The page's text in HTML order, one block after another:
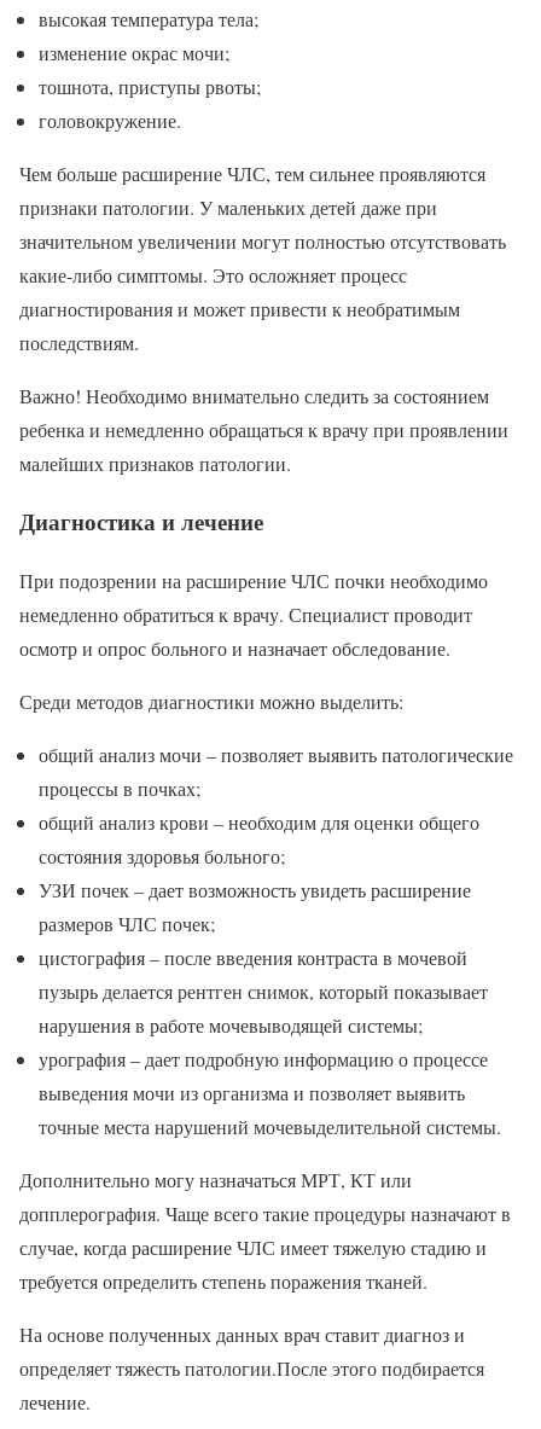
высокая температура тела;
изменение окрас мочи;
тошнота, приступы рвоты;
головокружение.
Чем больше расширение ЧЛС, тем сильнее проявляются
признаки патологии. У маленьких детей даже при
значительном увеличении могут полностью отсутствовать
какие-либо симптомы. Это осложняет процесс
диагностирования и может привести к необратимым
последствиям.
Важно! Необходимо внимательно следить за состоянием
ребенка и немедленно обращаться к врачу при проявлении
малейших признаков патологии.
Диагностика и лечение
При подозрении на расширение ЧЛС почки необходимо
немедленно обратиться к врачу. Специалист проводит
осмотр и опрос больного и назначает обследование.
Среди методов диагностики можно выделить:
общий анализ мочи – позволяет выявить патологические
процессы в почках;
общий анализ крови – необходим для оценки общего
состояния здоровья больного;
УЗИ почек – дает возможность увидеть расширение
размеров ЧЛС почек;
цистография – после введения контраста в мочевой
пузырь делается рентген снимок, который показывает
нарушения в работе мочевыводящей системы;
урография – дает подробную информацию о процессе
выведения мочи из организма и позволяет выявить
точные места нарушений мочевыделительной системы.
Дополнительно могу назначаться МРТ, КТ или
допплерография. Чаще всего такие процедуры назначают в
случае, когда расширение ЧЛС имеет тяжелую стадию и
требуется определить степень поражения тканей.
На основе полученных данных врач ставит диагноз и
определяет тяжесть патологии.После этого подбирается
лечение.